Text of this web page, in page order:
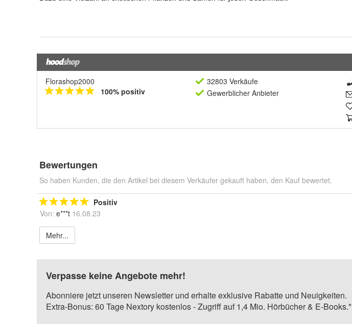
Florashop2000
100% positiv
32803 Verkäufe
Gewerblicher Anbieter
Bewertungen
So haben Kunden, die den Artikel bei diesem Verkäufer gekauft haben, den Kauf bewertet.
Positiv
Von: e***t 16.08.23
Mehr...
Verpasse keine Angebote mehr!
Abonniere jetzt unseren Newsletter und erhalte exklusive Rabatte und Neuigkeiten.
Extra-Bonus: 60 Tage Nextory kostenlos - Zugriff auf 1,4 Mio. Hörbücher & E-Books.*